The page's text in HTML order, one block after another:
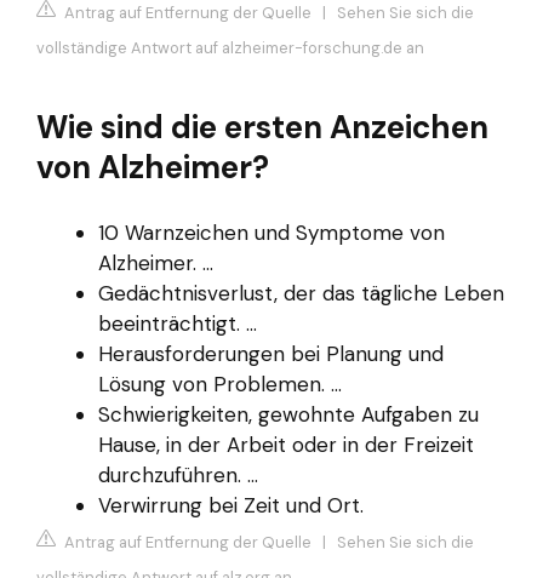
Antrag auf Entfernung der Quelle | Sehen Sie sich die
vollständige Antwort auf alzheimer-forschung.de an
Wie sind die ersten Anzeichen
von Alzheimer?
10 Warnzeichen und Symptome von
Alzheimer. ...
Gedächtnisverlust, der das tägliche Leben
beeinträchtigt. ...
Herausforderungen bei Planung und
Lösung von Problemen. ...
Schwierigkeiten, gewohnte Aufgaben zu
Hause, in der Arbeit oder in der Freizeit
durchzuführen. ...
Verwirrung bei Zeit und Ort.
Antrag auf Entfernung der Quelle | Sehen Sie sich die